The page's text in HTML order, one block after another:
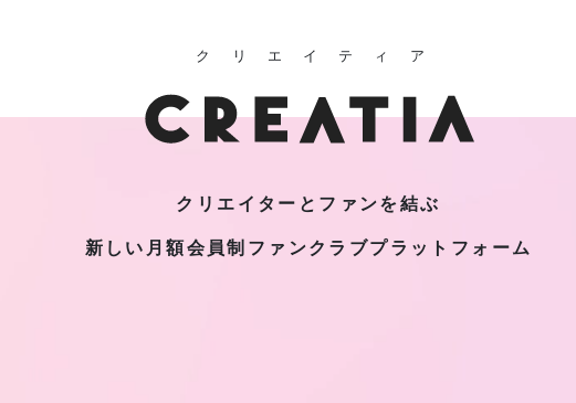
クリエイティア
クリエイターとファンを結ぶ
新しい月額会員制 ファンクラブプラットフォーム